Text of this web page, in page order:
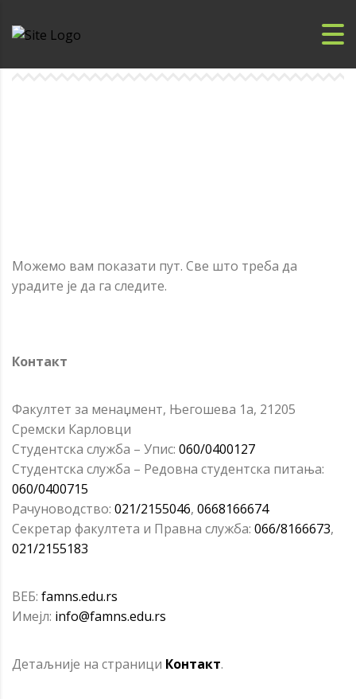
Можемо вам показати пут. Све што треба да
урадите је да га следите.
Контакт
Факултет за менаџмент, Његошева 1а, 21205
Сремски Карловци
Студентска служба – Упис: 060/0400127
Студентска служба – Редовна студентска питања:
060/0400715
Рачуноводство: 021/2155046, 0668166674
Секретар факултета и Правна служба: 066/8166673,
021/2155183
ВЕБ: famns.edu.rs
Имејл: info@famns.edu.rs
Детаљније на страници Контакт.